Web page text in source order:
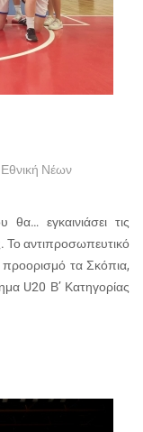
Εθνική Νέων
εγκαινιάσει τις
Το αντιπροσωπευτικό
τα Σκόπια,
U20 Β’ Κατηγορίας